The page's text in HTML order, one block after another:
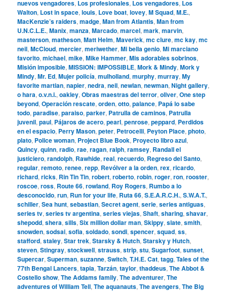
nuevos vengadores, Los profesionales, Los vengadores, Los
Walton, Lost in space,louis, Love boat,lovey,M Squad,M.E.,
MacKenzie’s raiders,madge,Man from Atlantis,Man from
U.N.C.L.E.,Manix,manza,Marcado,marcel,mark,marvin,
masterson,matheson,Matt Helm,Maverick,mc clure,mc kay,mc
neil,McCloud,mercier,meriwether,Mi bella genio,Mi marciano
favorito,michael,mike,Mike Hammer,Mis adorables sobrinos,
Misión imposible,MISSION: IMPOSSIBLE,Mork & Mindy,Mork y
Mindy,Mr. Ed,Mujer policía,mulholland,murphy,murray,My
favorite martian,napier,nedra,neil,newlan,newman,Night gallery,
o hara,o.v.n.i.,oakley,Obras maestras del terror,oliver,One step
beyond,Operación rescate,orden,otto,palance, Papá lo sabe
todo,paradise,paraiso,parker, Patrulla de caminos, Patrulla
juvenil,paul, Pájaros de acero,pearl,penrose,peppard, Perdidos
en el espacio, Perry Mason,peter, Petrocelli, Peyton Place,photo,
plato, Police woman, Project Blue Book, Proyecto libro azul,
Quincy,quinn,radio,rae,ragan,ralph,ramsey, Randall el
justiciero,randolph, Rawhide,real,recuerdo, Regreso del Santo,
regular,remoto,renee,repp, Revólver a la orden,rex,ricardo,
richard,ricks, Rin Tin Tin,robert,roberto,robin,roger,ron,rooster,
roscoe,ross, Route 66,rowland, Roy Rogers, Rumbo a lo
desconocido,run, Run for your life, Ruta 66,S.E.A.R.C.H.,S.W.A.T.,
schiller,Sea hunt,sebastian,Secret agent,serie,series antiguas,
series tv,series tv argentina,series viejas,Shaft,sharing,shavar,
shepodd,shera,sills,Six million dollar man,Skippy,slate,smith,
snowden,sodsai,sofia,soldado,sondi,spencer,squad,ss,
stafford,staley,Star trek,Starsky & Hutch,Starsky y Hutch,
steven,Stingray,stockwell,strauss,strip,stu,Sugarfoot,sunset,
Supercar,Superman,suzanne,Switch,T.H.E. Cat,tagg,Tales of the
77th Bengal Lancers,tapia,Tarzán,taylor,thaddeus,The Abbot &
Costello show,The Addams family,The adventurer,The
adventures of William Tell,The aquanauts,The avengers,The Big